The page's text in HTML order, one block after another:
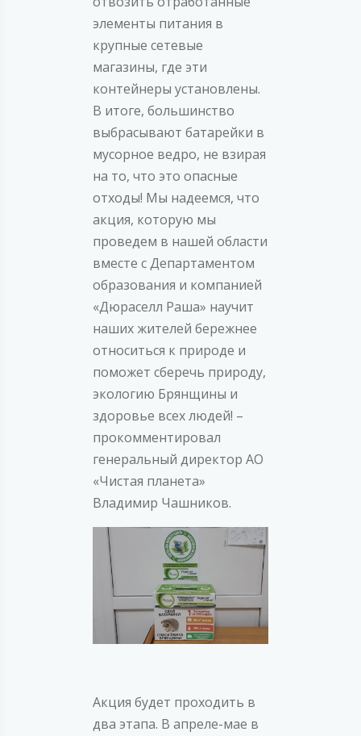
элементы питания в
крупные сетевые
магазины, где эти
контейнеры установлены.
В итоге, большинство
выбрасывают батарейки в
мусорное ведро, не взирая
на то, что это опасные
отходы! Мы надеемся, что
акция, которую мы
проведем в нашей области
вместе с Департаментом
образования и компанией
«Дюраселл Раша» научит
наших жителей бережнее
относиться к природе и
поможет сберечь природу,
экологию Брянщины и
здоровье всех людей! –
прокомментировал
генеральный директор АО
«Чистая планета»
Владимир Чашников.
Акция будет проходить в
два этапа. В апреле-мае в